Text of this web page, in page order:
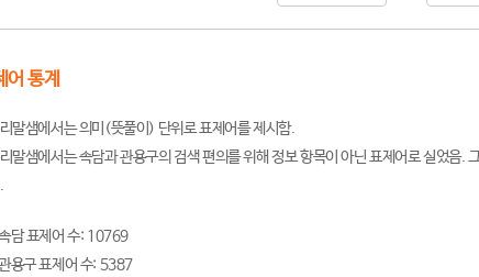
어 통계
말샘에서는 의미(뜻풀이) 단위로 표제어를 제시함.
말샘에서는 속담과 관용구의 검색 편의를 위해 정보 항목이 아닌 표제어로 실었음.
담 표제어 수: 10769
용구 표제어 수: 5387